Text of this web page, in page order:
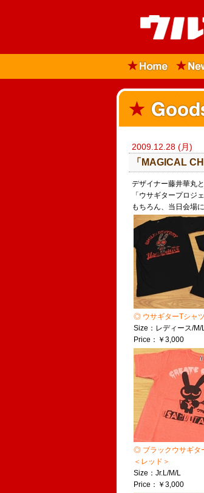
2009.12.28 (月)
「MAGICAL
デザイナー藤井華丸
「ウサギタープロジ
もちろん、当日会場
◎ ウサギターTシャ
Size：レディース/M/
Price：￥3,000
◎ ブラックウサギタ
＜レッド＞
Size：Jr.L/M/L
Price：￥3,000